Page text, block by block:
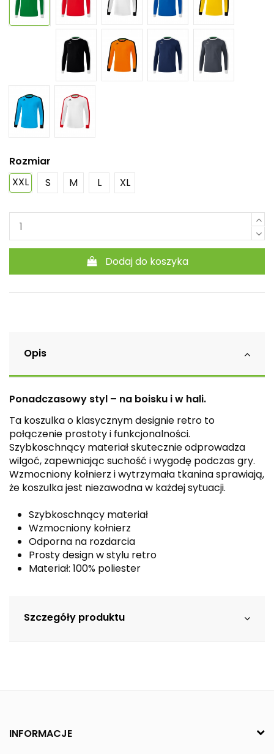
Rozmiar
XXL
S M L XL
Dodaj do koszyka
Opis
Ponadczasowy styl – na boisku i w hali.
Ta koszulka o klasycznym designie retro to
połączenie prostoty i funkcjonalności.
Szybkoschnący materiał skutecznie odprowadza
wilgoć, zapewniając suchość i wygodę podczas gry.
Wzmocniony kołnierz i wytrzymała tkanina sprawiają,
że koszulka jest niezawodna w każdej sytuacji.
Szybkoschnący materiał
Wzmocniony kołnierz
Odporna na rozdarcia
Prosty design w stylu retro
Materiał: 100% poliester
Szczegóły produktu
INFORMACJE